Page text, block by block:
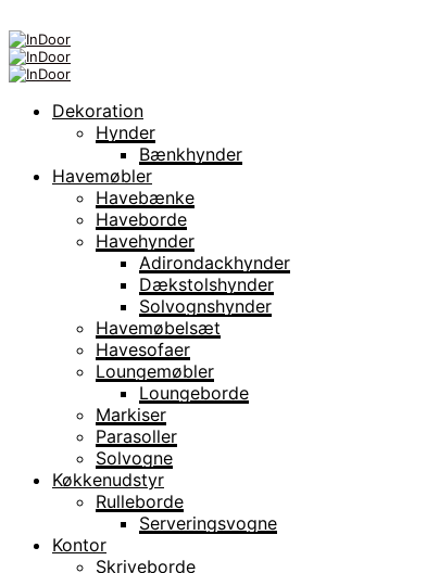
Dekoration
Hynder
Bænkhynder
Havemøbler
Havebænke
Haveborde
Havehynder
Adirondackhynder
Dækstolshynder
Solvognshynder
Havemøbelsæt
Havesofaer
Loungemøbler
Loungeborde
Markiser
Parasoller
Solvogne
Køkkenudstyr
Rulleborde
Serveringsvogne
Kontor
Skriveborde